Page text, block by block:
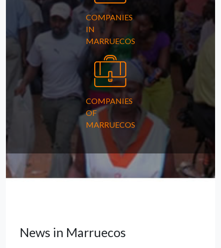
COMPANIES
IN
MARRUECOS
COMPANIES
OF
MARRUECOS
News in Marruecos